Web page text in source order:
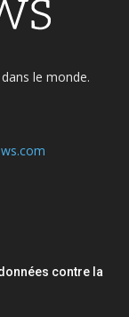
le monde.
contre la